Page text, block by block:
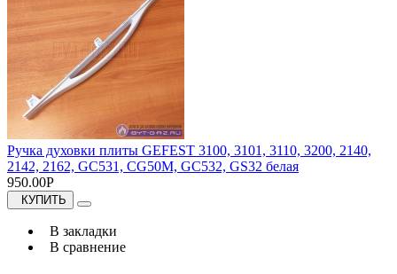
Ручка духовки плиты GEFEST 3100, 3101, 3110, 3200, 2140,
2142, 2162, GC531, CG50M, GC532, GS32 белая
950.00Р
КУПИТЬ
В закладки
В сравнение